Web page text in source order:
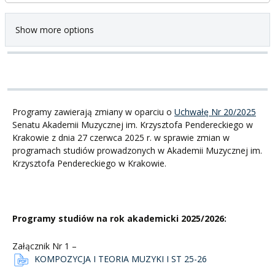
Show more options
Programy zawierają zmiany w oparciu o Uchwałę Nr 20/2025
Senatu Akademii Muzycznej im. Krzysztofa Pendereckiego w
Krakowie z dnia 27 czerwca 2025 r. w sprawie zmian w
programach studiów prowadzonych w Akademii Muzycznej im.
Krzysztofa Pendereckiego w Krakowie.
Programy studiów na rok akademicki 2025/2026:
Załącznik Nr 1 –
KOMPOZYCJA I TEORIA MUZYKI I ST 25-26